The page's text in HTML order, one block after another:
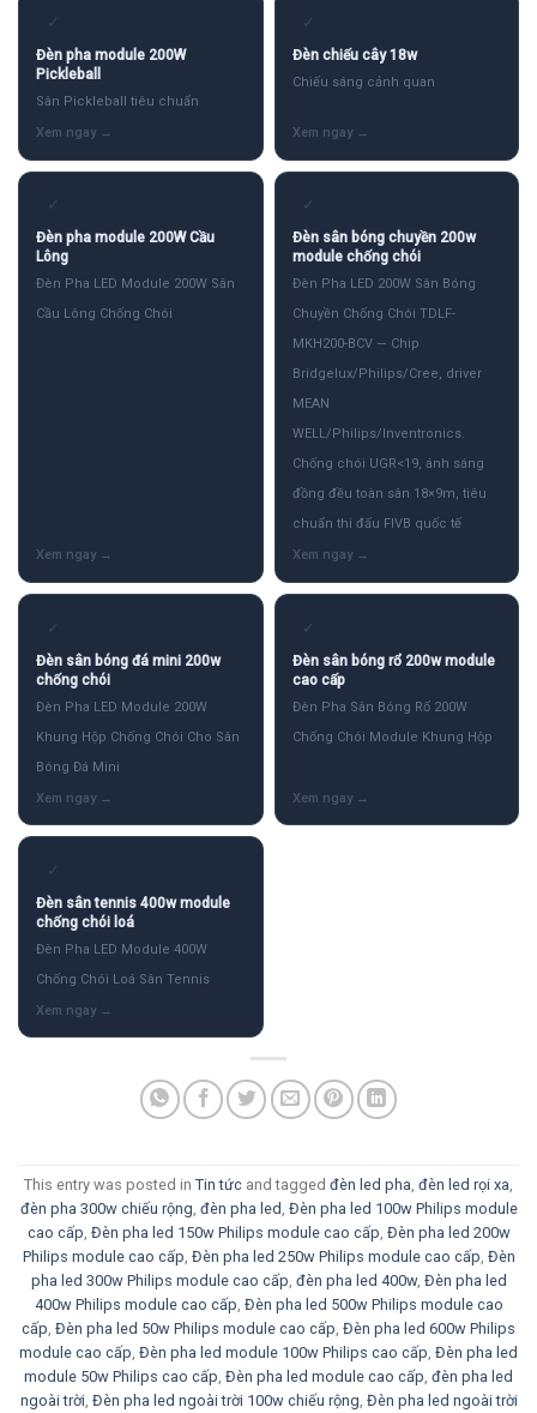
✓
Đèn pha module 200W
Pickleball
Sân Pickleball tiêu chuẩn
✓
Đèn chiếu cây 18w
Chiếu sáng cảnh quan
✓
Đèn pha module 200W Cầu
Lông
Đèn Pha LED Module 200W Sân
Cầu Lông Chống Chói
✓
Đèn sân bóng chuyền 200w
module chống chói
Đèn Pha LED 200W Sân Bóng
Chuyền Chống Chói TDLF-
MKH200-BCV — Chip
Bridgelux/Philips/Cree, driver
MEAN
WELL/Philips/Inventronics.
Chống chói UGR<19, ánh sáng
đồng đều toàn sân 18×9m, tiêu
chuẩn thi đấu FIVB quốc tế
✓
Đèn sân bóng đá mini 200w
chống chói
Đèn Pha LED Module 200W
Khung Hộp Chống Chói Cho Sân
Bóng Đá Mini
✓
Đèn sân bóng rổ 200w module
cao cấp
Đèn Pha Sân Bóng Rổ 200W
Chống Chói Module Khung Hộp
✓
Đèn sân tennis 400w module
chống chói loá
Đèn Pha LED Module 400W
Chống Chói Loá Sân Tennis
This entry was posted in Tin tức and tagged đèn led pha đèn led rọi xa
đèn pha 300w chiếu rộng đèn pha led Đèn pha led 100w Philips module
cao cấp Đèn pha led 150w Philips module cao cấp Đèn pha led 200w
Philips module cao cấp Đèn pha led 250w Philips module cao cấp Đèn
pha led 300w Philips module cao cấp đèn pha led 400w, Đèn pha led
400w Philips module cao cấp Đèn pha led 500w Philips module cao
cấp Đèn pha led 50w Philips module cao cấp Đèn pha led 600w Philips
module cao cấp Đèn pha led module 100w Philips cao cấp Đèn pha led
module 50w Philips cao cấp Đèn pha led module cao cấp đèn pha led
ngoài trời Đèn pha led ngoài trời 100w chiếu rộng Đèn pha led ngoài trời